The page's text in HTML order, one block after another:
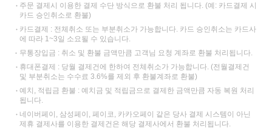
주문 결제시 이용한 결제 수단 방식으로 환불 처리 됩니다. (예: 카드결제 시
카드 승인취소로 환불)
카드결제 : 전체취소 또는 부분취소가 가능합니다. 카드 승인취소는 카드사
에 따라 1~3일 소요될 수 있습니다.
무통장입금 : 취소 및 환불 금액만큼 고객님 요청 계좌로 환불 처리됩니다.
휴대폰결제 : 당월 결제건에 한하여 전체취소가 가능합니다. (전월결제건
및 부분취소는 수수료 3.6%를 제외 후 환불계좌로 환불)
예치, 적립금 환불 : 예치금 및 적립금으로 결제한 금액만큼 자동 복원 처리
됩니다.
네이버페이, 삼성페이, 페이코, 카카오페이 같은 당사 결제 시스템이 아닌
제휴 결제사를 이용한 결제건은 해당 결제사에서 환불 처리됩니다.